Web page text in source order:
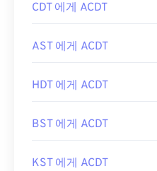
CDT 에게 ACDT
AST 에게 ACDT
HDT 에게 ACDT
BST 에게 ACDT
KST 에게 ACDT